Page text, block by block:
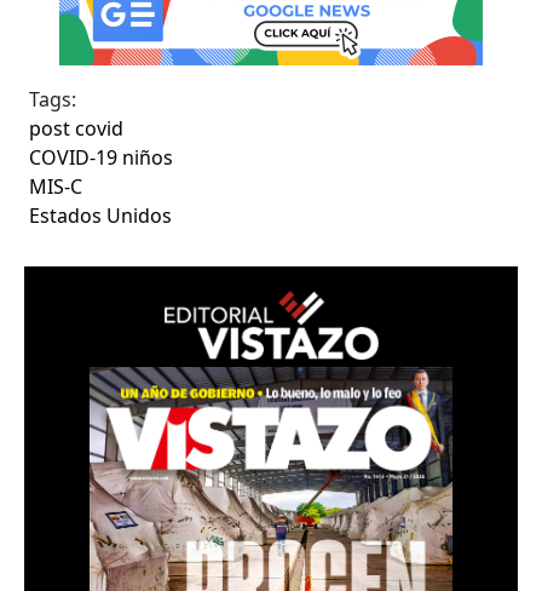
Tags:
post covid
COVID-19 niños
MIS-C
Estados Unidos